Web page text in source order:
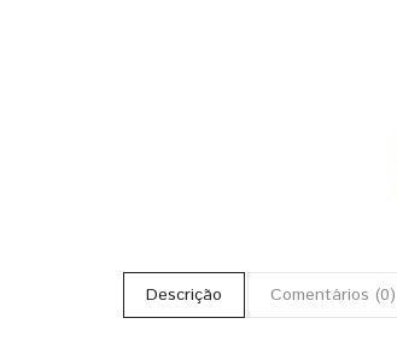
Descrição Comentários (0)